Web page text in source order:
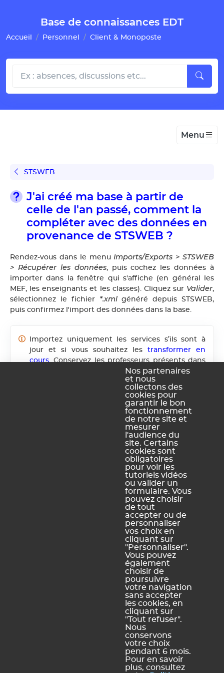
Base de connaissances EDT
Accueil Personnel Client & Monoposte
Menu
STSWEB
J'ai créé ma base à partir de
celle de l'an passé, comment la
compléter avec des données en
provenance de STSWEB ?
Rendez-vous dans le menu Imports/Exports > STSWEB
> Récupérer les données, puis cochez les données à
importer dans la fenêtre qui s'affiche (en général les
MEF, les enseignants et les classes). Cliquez sur Valider,
sélectionnez le fichier *.xmlgénéré depuis STSWEB,
puis confirmez l'import des données dans la base.
Importez uniquement les services s’ils sont à
jour et si vous souhaitez les transformer en
cours . Conservez les professeurs présents dans
les services uniquement s’ils enseignent chaque
année les mêmes matières aux mêmes classes.
Vous pouvez forcer la mise à jour de l’apport
total des enseignants en cas de variation du
Ce contenu vous a été utile ?
Pas vraiment
https://docs.index-education.com/docs_fr/fr-edt-
support-fiche-1357-84-j-ai-cree-ma-base-a-partir-de-celle-
de-l-an-passe-comment-la-completer-avec-des-donnees-
en-provenance-de-stsweb.php
Vous ne trouvez pas de réponse à votre question ?
Contactez notre assistance
Mentions légales et Conditions générales d'utilisation| Politique de
Conditions générales de vente
Nos partenaires
et nous
collectons des
cookies pour
garantir le bon
fonctionnement
de notre site et
mesurer
l'audience du
site. Certains
cookies sont
obligatoires
pour voir les
tutoriels vidéos
ou valider un
formulaire. Vous
pouvez choisir
de tout
accepter ou de
personnaliser
vos choix en
cliquant sur
"Personnaliser".
Vous pouvez
également
choisir de
poursuivre
votre navigation
sans accepter
les cookies, en
cliquant sur
"Tout refuser".
Nous
conservons
votre choix
pendant 6 mois.
Pour en savoir
plus, consultez